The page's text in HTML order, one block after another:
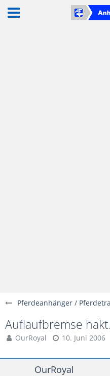
Pferdeanhänger /
Auflaufbremse
OurRoyal 10. Juni 2006
OurRoyal